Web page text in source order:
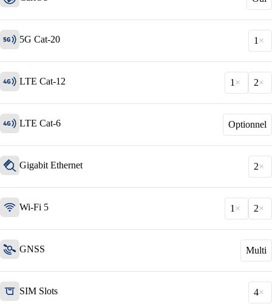
Réseau
Sécurité
Wi-Fi
Services/Réseau
5G Cat-20 1
LTE Cat-12 1 2
LTE Cat-6 Optionnel
Gigabit Ethernet 2
Wi-Fi 5 1 2
GNSS Multi
SIM Slots 4